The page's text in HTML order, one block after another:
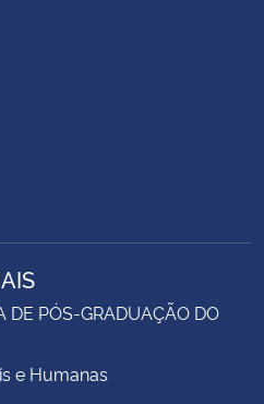
DE PÓS-GRADUAÇÃO DO
e Humanas